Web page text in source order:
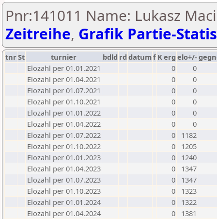
Pnr:141011 Name: Lukasz
Zeitreihe, Grafik Partie-
tnrSt turnier bdld rd datumf Kerg elo+/-
Elozahl per 01.01.2021
0
0
Elozahl per 01.04.2021
0
0
Elozahl per 01.07.2021
0
0
Elozahl per 01.10.2021
0
0
Elozahl per 01.01.2022
0
0
Elozahl per 01.04.2022
0
0
Elozahl per 01.07.2022
0
1182
Elozahl per 01.10.2022
0
1205
Elozahl per 01.01.2023
0
1240
Elozahl per 01.04.2023
0
1347
Elozahl per 01.07.2023
0
1347
Elozahl per 01.10.2023
0
1323
Elozahl per 01.01.2024
0
1322
Elozahl per 01.04.2024
0
1381